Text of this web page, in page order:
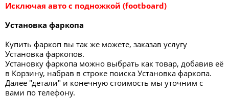
Исключая авто с подножкой (footboard)
Установка фаркопа
Купить фаркоп вы так же можете, заказав услугу
Установка фаркопов.
Установку фаркопа можно выбрать как товар, добавив её
в Корзину, набрав в строке поиска Установка фаркопа.
Далее "детали" и конечную стоимость мы уточним с
вами по телефону.